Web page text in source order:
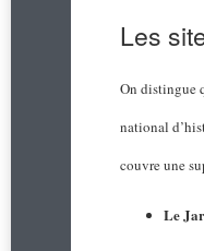
Les
On distingue
national
couvre une
Le